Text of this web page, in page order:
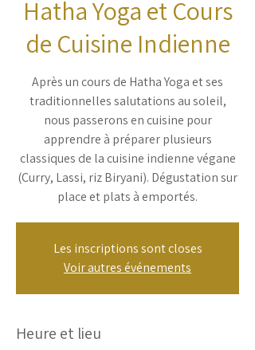
Hatha Yoga et Cours
de Cuisine Indienne
Après un cours de Hatha Yoga et ses
traditionnelles salutations au soleil,
nous passerons en cuisine pour
apprendre à préparer plusieurs
classiques de la cuisine indienne végane
(Curry, Lassi, riz Biryani). Dégustation sur
place et plats à emportés.
Les inscriptions sont closes
Voir autres événements
Heure et lieu